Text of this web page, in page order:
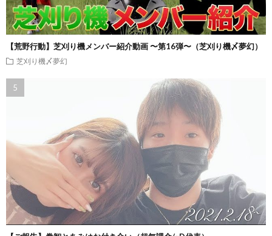
【荒野行動】芝刈り機メンバー紹介動画 〜第16弾〜（芝刈り機〆夢幻）
芝刈り機〆夢幻